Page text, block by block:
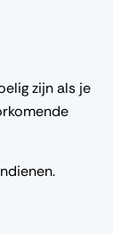
zijn als je